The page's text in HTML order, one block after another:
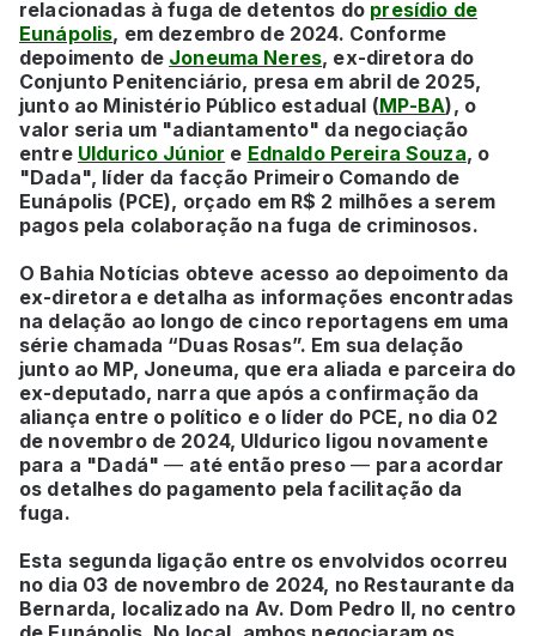
relacionadas à fuga de detentos do presídio de
Eunápolis, em dezembro de 2024. Conforme
depoimento de Joneuma Neres, ex-diretora do
Conjunto Penitenciário, presa em abril de 2025,
junto ao Ministério Público estadual (MP-BA), o
valor seria um "adiantamento" da negociação
entre Uldurico Júnior e Ednaldo Pereira Souza, o
"Dada", líder da facção Primeiro Comando de
Eunápolis (PCE), orçado em R$ 2 milhões a serem
pagos pela colaboração na fuga de criminosos.
O Bahia Notícias obteve acesso ao depoimento da
ex-diretora e detalha as informações encontradas
na delação ao longo de cinco reportagens em uma
série chamada “Duas Rosas”. Em sua delação
junto ao MP, Joneuma, que era aliada e parceira do
ex-deputado, narra que após a confirmação da
aliança entre o político e o líder do PCE, no dia 02
de novembro de 2024, Uldurico ligou novamente
para a "Dadá"— até então preso — para acordar
os detalhes do pagamento pela facilitação da
fuga.
Esta segunda ligação entre os envolvidos ocorreu
no dia 03 de novembro de 2024, no Restaurante da
Bernarda, localizado na Av. Dom Pedro II, no centro